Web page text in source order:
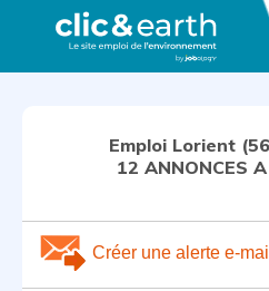
Emploi Lorient
12 ANNONCES
Créer une alerte e-mail